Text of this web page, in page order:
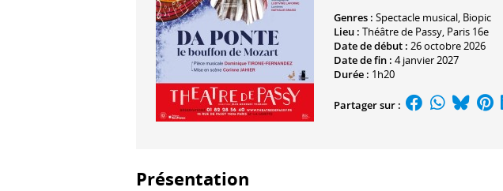
Genres : Spectacle musical, Biopic
Lieu : Théâtre de Passy, Paris 16e
Date de début : 26 octobre 2026
Date de fin : 4 janvier 2027
Durée : 1h20
Partager sur :
Présentation